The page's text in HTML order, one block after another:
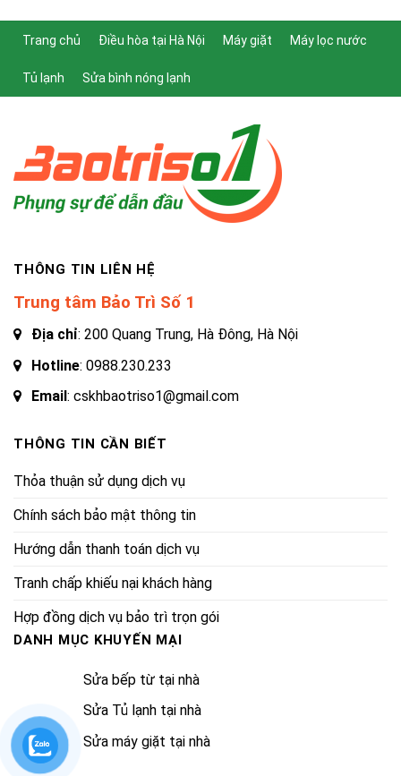
Trang chủ Điều hòa tại Hà Nội Máy giặt Máy lọc nước
Tủ lạnh Sửa bình nóng lạnh
THÔNG TIN LIÊN HỆ
Trung tâm Bảo Trì Số 1
Địa chỉ: 200 Quang Trung, Hà Đông, Hà Nội
Hotline: 0988.230.233
Email : cskhbaotriso1@gmail.com
THÔNG TIN CẦN BIẾT
Thỏa thuận sử dụng dịch vụ
Chính sách bảo mật thông tin
Hướng dẫn thanh toán dịch vụ
Tranh chấp khiếu nại khách hàng
Hợp đồng dịch vụ bảo trì trọn gói
DANH MỤC KHUYẾN MẠI
Sửa bếp từ tại nhà
Sửa Tủ lạnh tại nhà
Sửa máy giặt tại nhà